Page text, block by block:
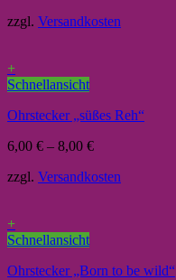
zzgl. Versandkosten
+
Schnellansicht
Ohrstecker „süßes Reh“
6,00 € – 8,00 €
zzgl. Versandkosten
+
Schnellansicht
Ohrstecker „Born to be wild“